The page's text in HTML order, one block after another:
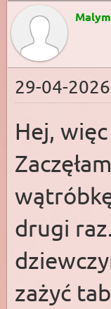
29-04-
Hej,
drugi
zażyć